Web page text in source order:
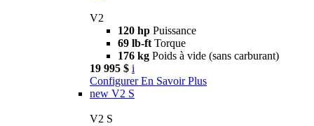
V2
120 hp Puissance
69 lb-ft Torque
176 kg Poids à vide (sans carburant)
19 995 $ i
Configurer En Savoir Plus
new V2 S
V2 S